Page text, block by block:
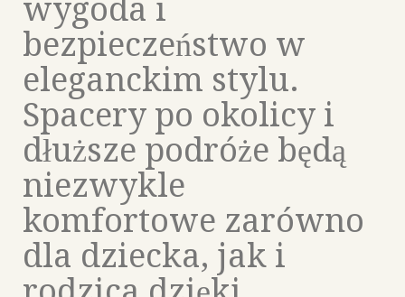
wygoda i
bezpieczeństwo w
eleganckim stylu.
Spacery po okolicy i
dłuższe podróże będą
niezwykle
komfortowe zarówno
dla dziecka, jak i